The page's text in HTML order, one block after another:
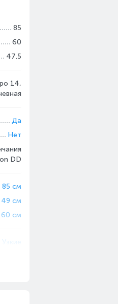
85
60
47.5
14,
Да
Нет
DD
85 см
см
60 см
Узкие